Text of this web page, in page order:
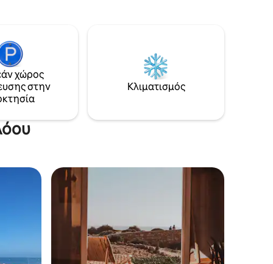
τετράτροχο και πολλές άλλες
μέχρι το σπίτι με την πισίνα μας και
απολαύστε ένα δροσιστικό μπάνιο στην
χώρος
στην
Κλιματισμός